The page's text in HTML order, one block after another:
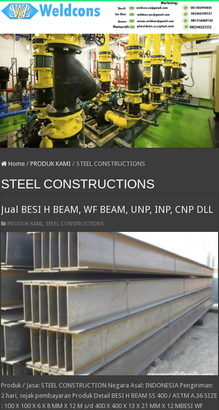
Home / PRODUK KAMI / STEEL CONSTRUCTIONS
STEEL CONSTRUCTIONS
Jual BESI H BEAM, WF BEAM, UNP, INP, CNP DLL
PRODUK KAMI, STEEL CONSTRUCTIONS
Produk / Jasa: STEEL CONSTRUCTION Negara Asal: INDONESIA Pengiriman:
2 hari, sejak pembayaran Produk Detail BESI H BEAM SS 400 / ASTM A.36 SIZE
: 100 X 100 X 6 X 8 MM X 12 M s/d 400 X 400 X 13 X 21 MM X 12 MBESI WF